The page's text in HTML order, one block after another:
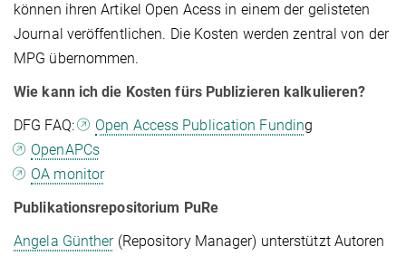
können ihren Artikel Open Acess in einem der gelisteten
Journal veröffentlichen. Die Kosten werden zentral von der
MPG übernommen.
Wie kann ich die Kosten fürs Publizieren kalkulieren?
DFG FAQ:
Open Access Publication Funding
OpenAPCs
OA monitor
Publikationsrepositorium PuRe
Angela Günther(Repository Manager) unterstützt Autoren